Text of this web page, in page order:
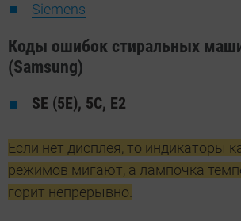
Siemens
Коды ошибок стиральных
(Samsung)
SE (5E), 5C, E2
Если нет дисплея, то индикаторы
режимов мигают, а лампочка
горит непрерывно.